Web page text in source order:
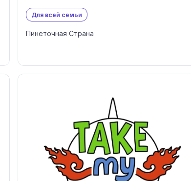
Для всей семьи
Пинеточная Страна